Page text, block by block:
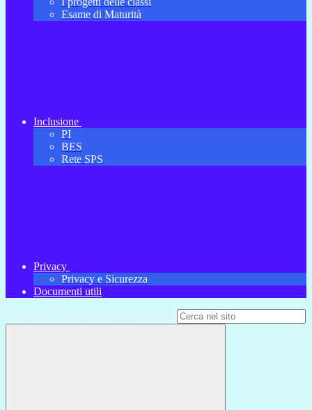
Esame di Maturità
Inclusione
PI
BES
Rete SPS
Privacy
Privacy e Sicurezza
Documenti utili
Campo di ricerca per le pagine del sito